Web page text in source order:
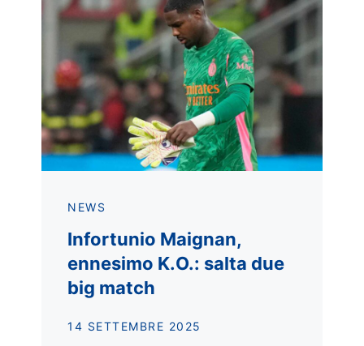
NEWS
Infortunio Maignan,
ennesimo K.O.: salta due
big match
14 SETTEMBRE 2025